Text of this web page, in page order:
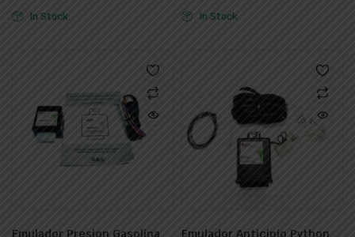
In Stock In Stock
Emulador Presion Gasolina Emulador Anticipio Python